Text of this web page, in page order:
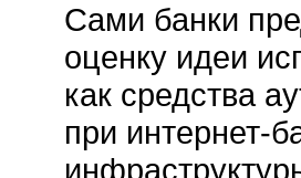
Сами банки
оценку идеи
как средства
при интернет-